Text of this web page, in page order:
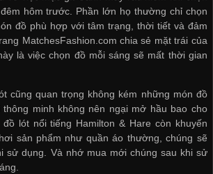
hôm trước. Phần lớn họ thường chỉ chọn
đồ phù hợp với tâm trạng, thời tiết và đảm
MatchesFashion.com chia sẻ mặt trái của
là việc chọn đồ mỗi sáng sẽ mất thời gian
cũng quan trọng không kém những món đồ
minh không nên ngại mở hầu bao cho
lót nổi tiếng Hamilton & Hare còn khuyến
sản phẩm như quần áo thường, chúng sẽ
sử dụng. Và nhớ mua mới chúng sau khi sử